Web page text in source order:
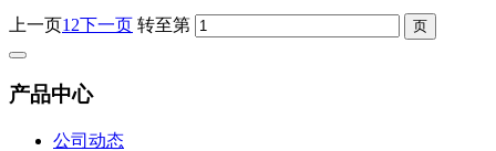
上一页1 2下一页 转至第
产品中心
公司动态